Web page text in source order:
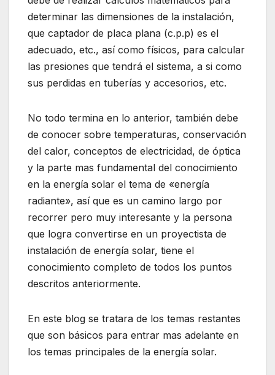
determinar las dimensiones de la instalación,
que captador de placa plana (c.p.p) es el
adecuado, etc., así como físicos, para calcular
las presiones que tendrá el sistema, a si como
sus perdidas en tuberías y accesorios, etc.
No todo termina en lo anterior, también debe
de conocer sobre temperaturas, conservación
del calor, conceptos de electricidad, de óptica
y la parte mas fundamental del conocimiento
en la energía solar el tema de «energía
radiante», así que es un camino largo por
recorrer pero muy interesante y la persona
que logra convertirse en un proyectista de
instalación de energía solar, tiene el
conocimiento completo de todos los puntos
descritos anteriormente.
En este blog se tratara de los temas restantes
que son básicos para entrar mas adelante en
los temas principales de la energía solar.